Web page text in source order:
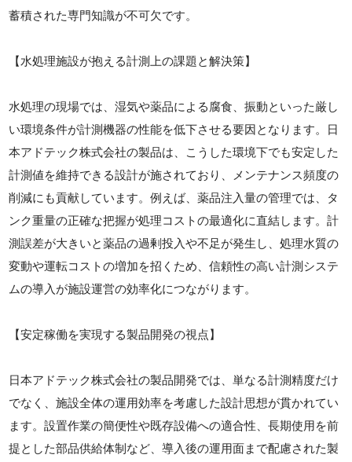
蓄積された専門知識が不可欠です。
【水処理施設が抱える計測上の課題と解決策】
水処理の現場では、湿気や薬品による腐食、振動といった厳し
い環境条件が計測機器の性能を低下させる要因となります。日
本アドテック株式会社の製品は、こうした環境下でも安定した
計測値を維持できる設計が施されており、メンテナンス頻度の
削減にも貢献しています。例えば、薬品注入量の管理では、タ
ンク重量の正確な把握が処理コストの最適化に直結します。計
測誤差が大きいと薬品の過剰投入や不足が発生し、処理水質の
変動や運転コストの増加を招くため、信頼性の高い計測システ
ムの導入が施設運営の効率化につながります。
【安定稼働を実現する製品開発の視点】
日本アドテック株式会社の製品開発では、単なる計測精度だけ
でなく、施設全体の運用効率を考慮した設計思想が貫かれてい
ます。設置作業の簡便性や既存設備への適合性、長期使用を前
提とした部品供給体制など、導入後の運用面まで配慮された製